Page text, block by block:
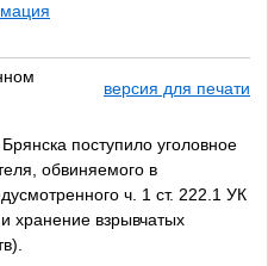
версия для печати
поступило уголовное
обвиняемого в
ч. 1 ст. 222.1 УК
хранение взрывчатых